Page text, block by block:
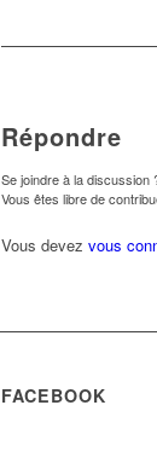
Répondre
Se joindre à la discussion
Vous êtes libre de
Vous devez vous
FACEBOOK